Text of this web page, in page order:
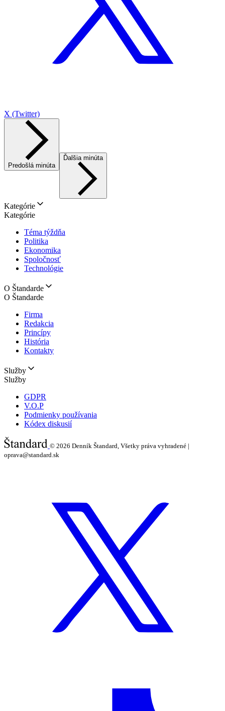
X (Twitter)
Predošlá minúta
Ďalšia minúta
Kategórie
Kategórie
Téma týždňa
Politika
Ekonomika
Spoločnosť
Technológie
O Štandarde
O Štandarde
Firma
Redakcia
Princípy
História
Kontakty
Služby
Služby
GDPR
V.O.P
Podmienky používania
Kódex diskusií
© 2026 Denník Štandard, Všetky práva vyhradené |
oprava@standard.sk